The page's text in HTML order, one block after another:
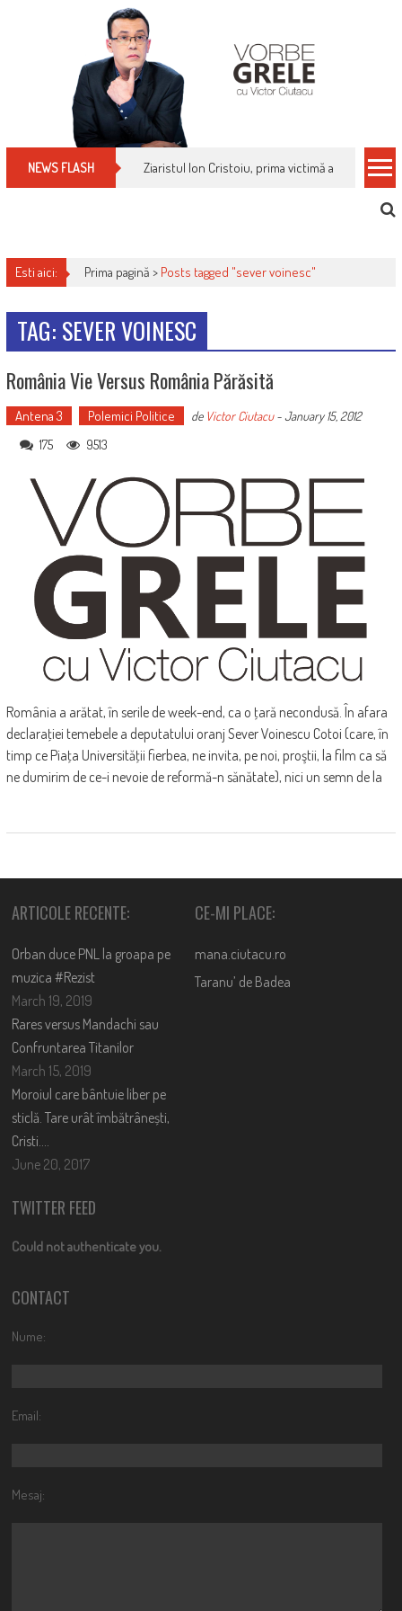
NEWS FLASH Ziaristul Ion Cristoiu, prima victimă a noi
Esti aici: Prima pagină > Posts tagged "sever voinesc"
TAG: SEVER VOINESC
România Vie Versus România Părăsită
Antena 3 Polemici Politice de Victor Ciutacu-January 15, 2012
175 9513
România a arătat, în serile de week-end, ca o ţară necondusă. În afara
declaraţiei temebele a deputatului oranj Sever Voinescu Cotoi (care, în
timp ce Piaţa Universităţii fierbea, ne invita, pe noi, proştii, la film ca să
ne dumirim de ce-i nevoie de reformă-n sănătate), nici un semn de la
ARTICOLE RECENTE:
Orban duce PNL la groapa pe
muzica #Rezist
March 19, 2019
Rares versus Mandachi sau
Confruntarea Titanilor
March 15, 2019
Moroiul care bântuie liber pe
sticlă. Tare urât îmbătrânești,
Cristi….
June 20, 2017
CE-MI PLACE:
mana.ciutacu.ro
Taranu’ de Badea
TWITTER FEED
Could not authenticate you.
CONTACT
Nume:
Email:
Mesaj: